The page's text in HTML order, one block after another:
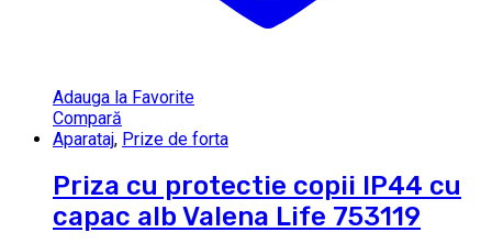
Adauga la Favorite
Compară
Aparataj, Prize de forta
Priza cu protectie copii IP44 cu
capac alb Valena Life 753119